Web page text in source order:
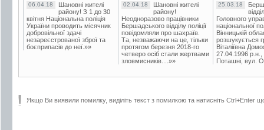
06.04.18
Шановні жителі
району! З 1 до 30
квітня Національна поліція
України проводить місячник
добровільної здачі
незареєстрованої зброї та
боєприпасів до неї.»»
02.04.18
Шановні жителі
району!
Неодноразово працівники
Бершадського відділу поліції
повідомляли про шахраїв.
Та, незважаючи на це, тільки
протягом березня 2018-го
четверо осіб стали жертвами
зловмисників....»»
25.03.18
Головного
національної
Вінницькій
розшукується
Віталіївна
27.04.1996 р.н.,
Поташні, вул.
Якщо Ви виявили помилку, виділіть текст з помилкою та натисніть Ctrl+Enter